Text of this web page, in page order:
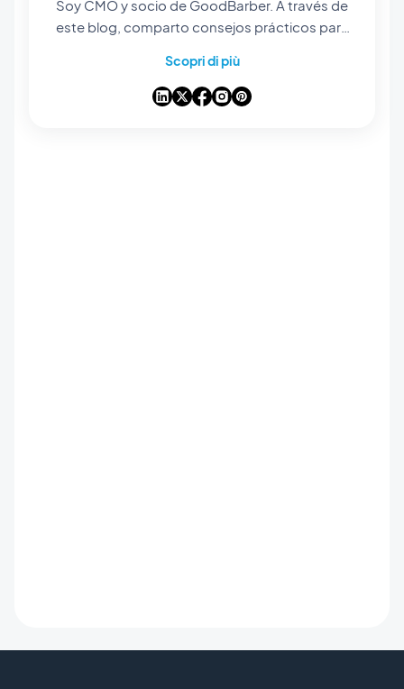
Soy CMO y socio de GoodBarber. A través de
este blog, comparto consejos prácticos para
GoodBarber, análisis sobre las tendencias que
están transformando el mundo móvil y el no-
Scopri di più